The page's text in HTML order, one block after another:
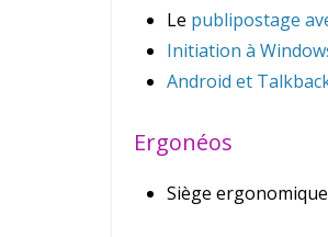
Le publipostage
Initiation à
Android et
Ergonéos
Siège